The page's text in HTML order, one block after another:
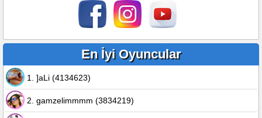
En İyi Oyuncular
1. ]aLi (4134623)
2. gamzelimmmm (3834219)